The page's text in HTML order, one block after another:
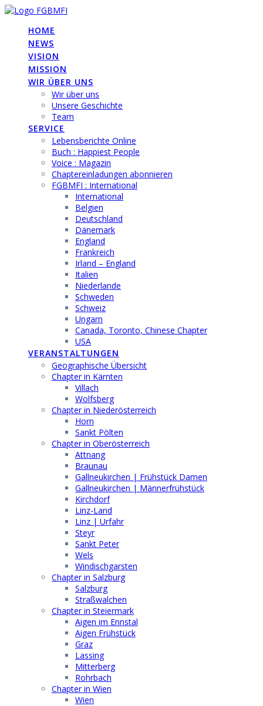
Skip
contentHOME
NEWS
VISION
MISSION
WIR ÜBER UNS
Wir über uns
Unsere Geschichte
Team
SERVICE
Lebensberichte Online
Buch : Happiest People
Voice : Magazin
Chaptereinladungen abonnieren
FGBMFI : International
International
Belgien
Deutschland
Dänemark
England
Frankreich
Irland – England
Italien
Niederlande
Schweden
Schweiz
Ungarn
Canada, Toronto, Chinese Chapter
USA
VERANSTALTUNGEN
Geographische Übersicht
Chapter in Kärnten
Villach
Wolfsberg
Chapter in Niederösterreich
Horn
Sankt Pölten
Chapter in Oberösterreich
Attnang
Braunau
Gallneukirchen | Frühstück Damen
Gallneukirchen | Männerfrühstück
Kirchdorf
Linz-Land
Linz | Urfahr
Steyr
Sankt Peter
Wels
Windischgarsten
Chapter in Salzburg
Salzburg
Straßwalchen
Chapter in Steiermark
Aigen im Ennstal
Aigen Frühstück
Graz
Lassing
Mitterberg
Rohrbach
Chapter in Wien
Wien